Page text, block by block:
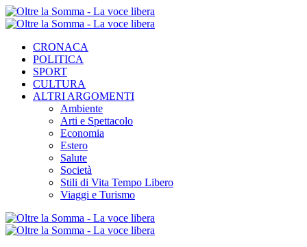
CRONACA
POLITICA
SPORT
CULTURA
ALTRI ARGOMENTI
Ambiente
Arti e Spettacolo
Economia
Estero
Salute
Società
Stili di Vita Tempo Libero
Viaggi e Turismo